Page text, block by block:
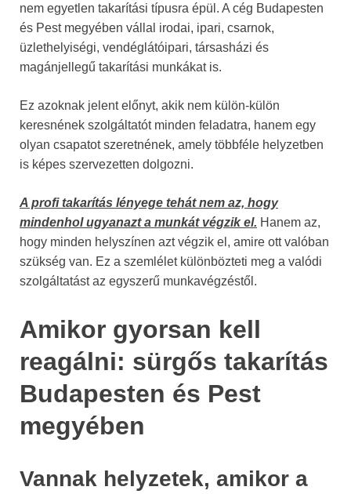
nem egyetlen takarítási típusra épül. A cég Budapesten
és Pest megyében vállal irodai, ipari, csarnok,
üzlethelyiségi, vendéglátóipari, társasházi és
magánjellegű takarítási munkákat is.
Ez azoknak jelent előnyt, akik nem külön-külön
keresnének szolgáltatót minden feladatra, hanem egy
olyan csapatot szeretnének, amely többféle helyzetben
is képes szervezetten dolgozni.
A profi takarítás lényege tehát nem az, hogy
mindenhol ugyanazt a munkát végzik el. Hanem az,
hogy minden helyszínen azt végzik el, amire ott valóban
szükség van. Ez a szemlélet különbözteti meg a valódi
szolgáltatást az egyszerű munkavégzéstől.
Amikor gyorsan kell
reagálni: sürgős takarítás
Budapesten és Pest
megyében
Vannak helyzetek, amikor a